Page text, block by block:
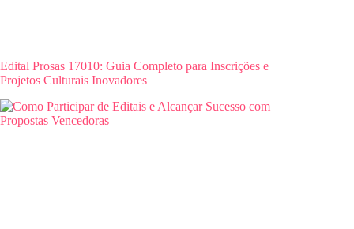
Edital Prosas 17010: Guia Completo para Inscrições e
Projetos Culturais Inovadores